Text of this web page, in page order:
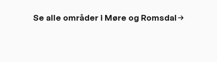
Se alle områder i Møre og Romsdal